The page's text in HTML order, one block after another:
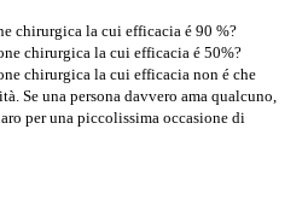
chirurgica la cui efficacia é 90 %?
chirurgica la cui efficacia é 50%?
chirurgica la cui efficacia non é che
Se una persona davvero ama qualcuno,
per una piccolissima occasione di